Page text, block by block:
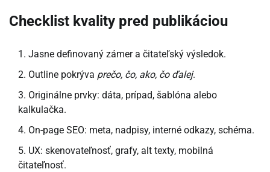
Checklist kvality pred publikáciou
Jasne definovaný zámer a čitateľský výsledok.
Outline pokrýva prečo, čo, ako, čo ďalej.
Originálne prvky: dáta, prípad, šablóna alebo
kalkulačka.
On-page SEO: meta, nadpisy, interné odkazy, schéma.
UX: skenovateľnosť, grafy, alt texty, mobilná
čitateľnosť.